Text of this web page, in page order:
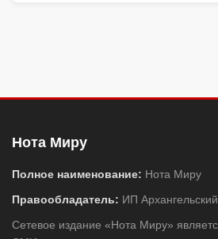
Нота Миру
Полное наименование: Нота Миру
Правообладатель: ИП
Сетевое издание «Нота Миру»